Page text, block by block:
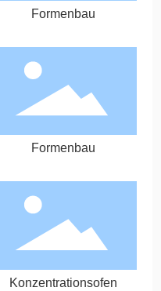
Formenbau
Formenbau
Konzentrationsofen